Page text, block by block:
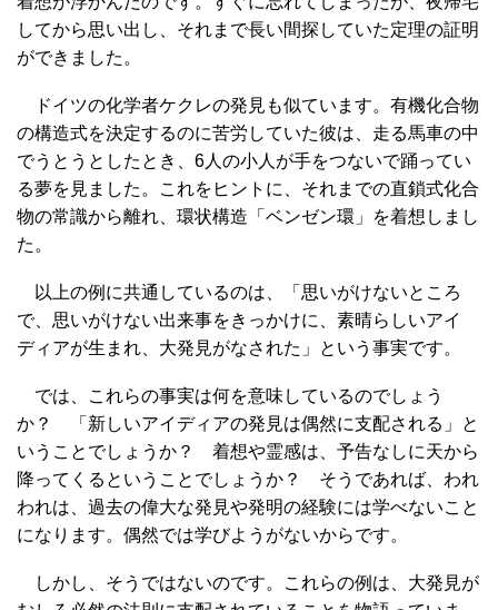
してから思い出し、それまで長い間探していた定理の証明
ができました。
ドイツの化学者ケクレの発見も似ています。有機化合物
の構造式を決定するのに苦労していた彼は、走る馬車の中
でうとうとしたとき、6人の小人が手をつないで踊ってい
る夢を見ました。これをヒントに、それまでの直鎖式化合
物の常識から離れ、環状構造「ベンゼン環」を着想しまし
た。
以上の例に共通しているのは、「思いがけないところ
で、思いがけない出来事をきっかけに、素晴らしいアイ
ディアが生まれ、大発見がなされた」という事実です。
では、これらの事実は何を意味しているのでしょう
か？ 「新しいアイディアの発見は偶然に支配される」と
いうことでしょうか？ 着想や霊感は、予告なしに天から
降ってくるということでしょうか？ そうであれば、われ
われは、過去の偉大な発見や発明の経験には学べないこと
になります。偶然では学びようがないからです。
しかし、そうではないのです。これらの例は、大発見が